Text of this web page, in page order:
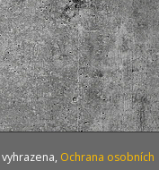
Ochrana osobních